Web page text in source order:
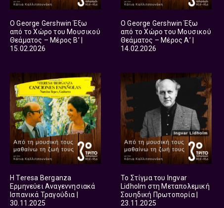
Ο George Gershwin Έξω
από το Χώρο του Μουσικού
Θεάματος – Μέρος Β’ |
15.02.2026
Ο George Gershwin Έξω
από το Χώρο του Μουσικού
Θεάματος – Μέρος Α’ |
14.02.2026
Η Teresa Berganza
Ερμηνεύει Αναγεννησιακά
Ισπανικά Τραγούδια |
30.11.2025
Το Στίγμα του Ingvar
Lidholm στη Μεταπολεμική
Σουηδική Πρωτοπορία |
23.11.2025